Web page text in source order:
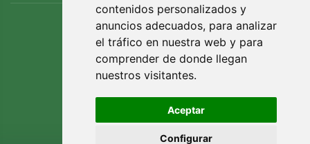
contenidos personalizados y
anuncios adecuados, para analizar
el tráfico en nuestra web y para
comprender de donde llegan
nuestros visitantes.
Aceptar
Configurar